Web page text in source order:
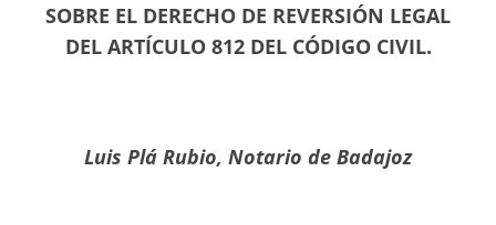
SOBRE EL DERECHO DE REVERSIÓN LEGAL
DEL ARTÍCULO 812 DEL CÓDIGO CIVIL.
Luis Plá Rubio, Notario de Badajoz